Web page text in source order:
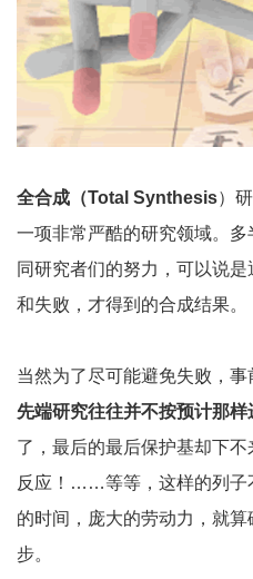
全合成（Total Synthesis）
一项非常严酷的研究领域。
同研究者们的努力，可以说
和失败，才得到的合成结果。
当然为了尽可能避免失败，事
先端研究往往并不按预计那样
了，最后的最后保护基却下
反应！……等等，这样的列子
的时间，庞大的劳动力，就
步。